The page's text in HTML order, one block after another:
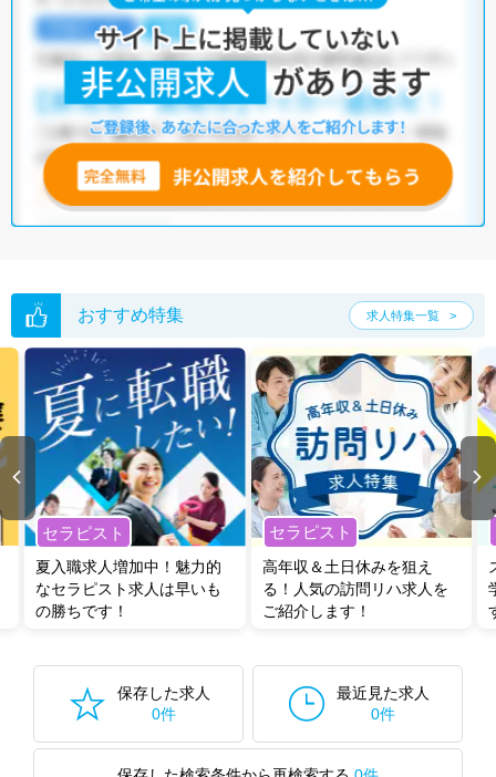
おすすめ特集 求人特集一覧
セラピスト
夏入職求人増加中！魅力的
なセラピスト求人は早いも
の勝ちです！
セラピスト
高年収＆土日休みを狙え
る！人気の訪問リハ求人を
ご紹介します！
保存した求人
0件
最近見た求人
0件